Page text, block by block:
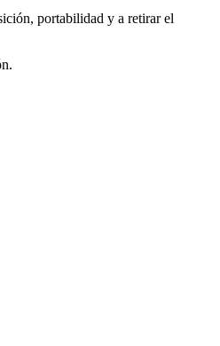
portabilidad y a retirar el